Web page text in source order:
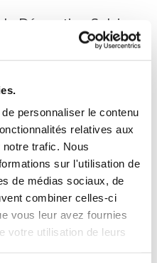
personnaliser le contenu
relatives aux
trafic. Nous
sur l'utilisation de
de médias sociaux, de
combiner celles-ci
vous leur avez fournies
votre utilisation de leurs
Décoration Solaire
Métal Boule Verre
Solaire Heit
pour Kit Eclairage
K 8W Lithium